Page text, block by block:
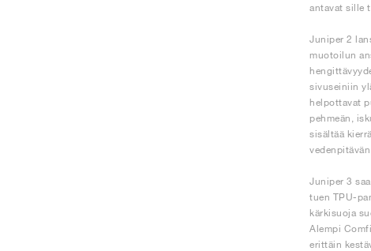
antavat sille
Juniper 2
muotoilun
sivuseiniin
helpottavat
pehmeän,
sisältää
Juniper 3
tuen TPU-
kärkisuoja
Alempi
erittäin